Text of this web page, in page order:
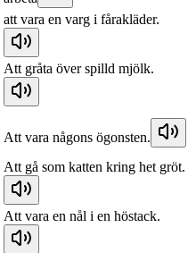
att vara en varg i fårakläder.
Att gråta över spilld mjölk.
Att vara någons ögonsten.
Att gå som katten kring het gröt.
Att vara en nål i en höstack.